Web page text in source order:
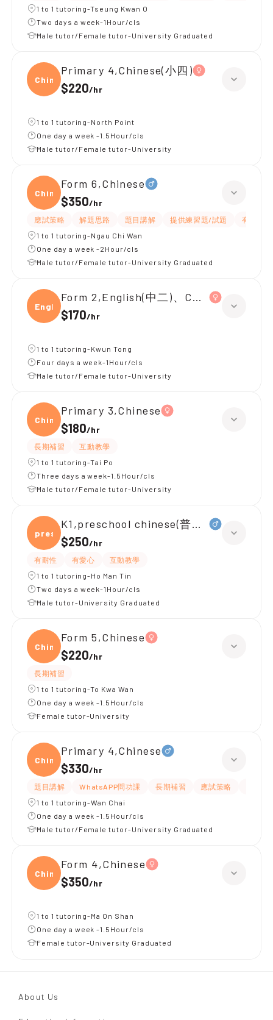
1 to 1 tutoring-Tseung Kwan O
Two days a week-1Hour/cls
Male tutor/Female tutor-University Graduated
Chine
Primary 4,Chinese(小四)
$220/hr
1 to 1 tutoring-North Point
One day a week -1.5Hour/cls
Male tutor/Female tutor-University
Chine
Form 6,Chinese
$350/hr
應試策略 解題思路 題目講解 提供練習題/試題
有耐性
1 to 1 tutoring-Ngau Chi Wan
One day a week -2Hour/cls
Male tutor/Female tutor-University Graduated
Engli
Form 2,English(中二)、Chinese(中二)
$170/hr
1 to 1 tutoring-Kwun Tong
Four days a week-1Hour/cls
Male tutor/Female tutor-University
Chine
Primary 3,Chinese
$180/hr
長期補習
互動教學
1 to 1 tutoring-Tai Po
Three days a week-1.5Hour/cls
Male tutor/Female tutor-University
presc
K1,preschool chinese(普通話)
$250/hr
有耐性 有愛心
互動教學
1 to 1 tutoring-Ho Man Tin
Two days a week-1Hour/cls
Male tutor-University Graduated
Chine
Form 5,Chinese
$220/hr
長期補習
1 to 1 tutoring-To Kwa Wan
One day a week -1.5Hour/cls
Female tutor-University
Chine
Primary 4,Chinese
$330/hr
題目講解 WhatsAPP問功課 長期補習 應試策略
1 to 1 tutoring-Wan Chai
One day a week -1.5Hour/cls
Male tutor/Female tutor-University Graduated
Chine
Form 4,Chinese
$350/hr
1 to 1 tutoring-Ma On Shan
One day a week -1.5Hour/cls
Female tutor-University Graduated
About Us